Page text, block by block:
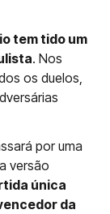
tem tido um
. Nos
os duelos,
por uma
versão
única
da